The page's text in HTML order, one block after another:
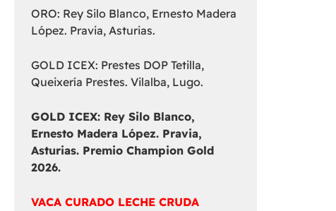
ORO: Rey Silo Blanco, Ernesto Madera
López. Pravia, Asturias.
GOLD ICEX: Prestes DOP Tetilla,
Queixería Prestes. Vilalba, Lugo.
GOLD ICEX: Rey Silo Blanco,
Ernesto Madera López. Pravia,
Asturias. Premio Champion Gold
2026.
VACA CURADO LECHE CRUDA